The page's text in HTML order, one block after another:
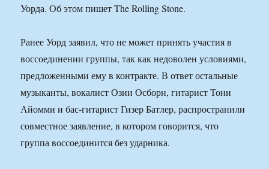
Уорда. Об этом пишет The Rolling Stone.
Ранее Уорд заявил, что не может принять участия в
воссоединении группы, так как недоволен условиями,
предложенными ему в контракте. В ответ остальные
музыканты, вокалист Озии Осборн, гитарист Тони
Айомми и бас-гитарист Гизер Батлер, распространили
совместное заявление, в котором говорится, что
группа воссоединится без ударника.